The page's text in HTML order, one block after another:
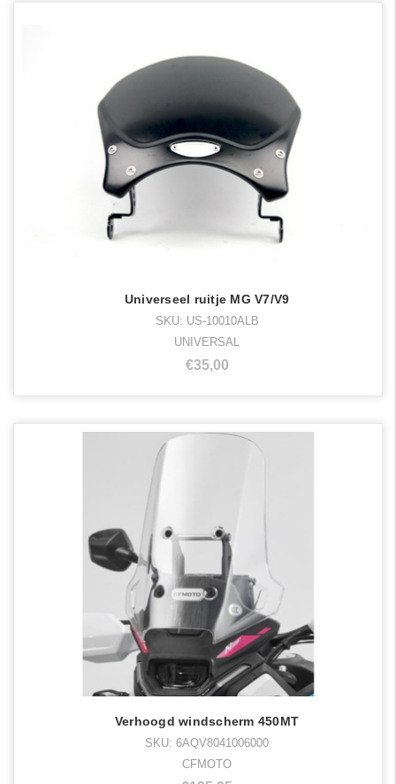
Universeel ruitje MG V7/V9
SKU: US-10010ALB
UNIVERSAL
€35,00
Verhoogd windscherm 450MT
SKU: 6AQV8041006000
CFMOTO